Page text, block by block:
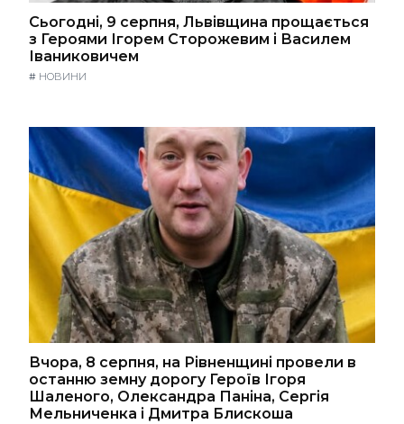
Сьогодні, 9 серпня, Львівщина прощається
з Героями Ігорем Сторожевим і Василем
Іваниковичем
# НОВИНИ
Вчора, 8 серпня, на Рівненщині провели в
останню земну дорогу Героїв Ігоря
Шаленого, Олександра Паніна, Сергія
Мельниченка і Дмитра Блискоша